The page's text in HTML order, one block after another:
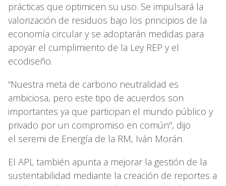
prácticas que optimicen su uso. Se impulsará la
valorización de residuos bajo los principios de la
economía circular y se adoptarán medidas para
apoyar el cumplimiento de la Ley REP y el
ecodiseño.
“Nuestra meta de carbono neutralidad es
ambiciosa, pero este tipo de acuerdos son
importantes ya que participan el mundo público y
privado por un compromiso en común", dijo
el seremi de Energía de la RM, Iván Morán.
El APL también apunta a mejorar la gestión de la
sustentabilidad mediante la creación de reportes a